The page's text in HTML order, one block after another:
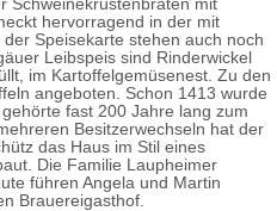
Schweinekrustenbraten mit
hervorragend in der mit
Speisekarte stehen auch noch
Leibspeis sind Rinderwickel
im Kartoffelgemüsenest. Zu den
angeboten. Schon 1413 wurde
fast 200 Jahre lang zum
Besitzerwechseln hat der
das Haus im Stil eines
Die Familie Laupheimer
führen Angela und Martin
Brauereigasthof.